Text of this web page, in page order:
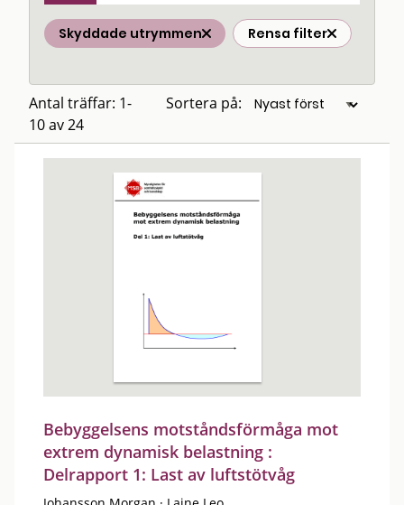
Skyddade utrymmen Rensa filter
Antal träffar: 1-
10 av 24
Sortera på:
Bebyggelsens motståndsförmåga mot
extrem dynamisk belastning :
Delrapport 1: Last av luftstötvåg